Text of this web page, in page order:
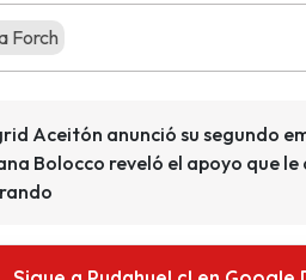
Forch
Aceitón anunció su segundo
Bolocco reveló el apoyo que